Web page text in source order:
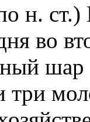
н. ст.)
во